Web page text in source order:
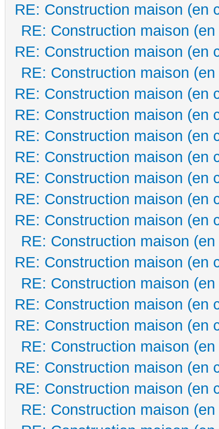
RE: Construction maison (en
RE: Construction maison
RE: Construction maison (en
RE: Construction maison
RE: Construction maison (en
RE: Construction maison (en
RE: Construction maison (en
RE: Construction maison (en
RE: Construction maison (en
RE: Construction maison (en
RE: Construction maison (en
RE: Construction maison
RE: Construction maison (en
RE: Construction maison
RE: Construction maison (en
RE: Construction maison (en
RE: Construction maison
RE: Construction maison (en
RE: Construction maison (en
RE: Construction maison